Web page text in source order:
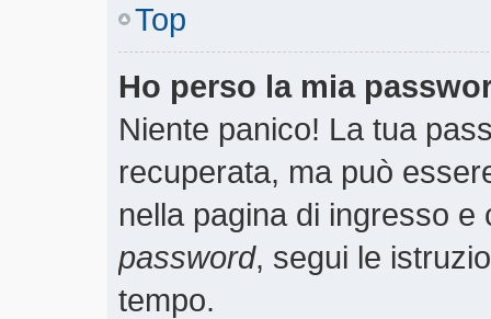
Top
Ho perso la mia
Niente panico! La tua
recuperata, ma può
nella pagina di ingresso
password, segui le
tempo.